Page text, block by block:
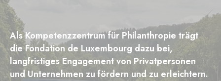
Als Kompetenzzentrum für Philanthropie trägt
die Fondation de Luxembourg dazu bei,
langfristiges Engagement von Privatpersonen
und Unternehmen zu fördern und zu erleichtern.